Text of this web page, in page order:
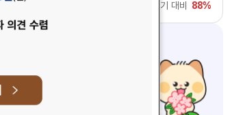
전년 동기 대비 88%